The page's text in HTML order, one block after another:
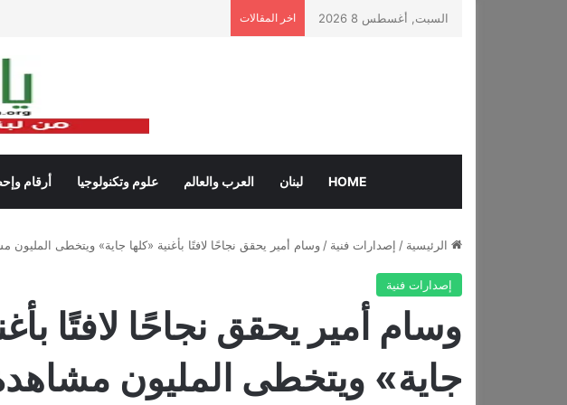
السبت, أغسطس 8 2026 اخر المقالات
HOME لبنان العرب والعالم علوم وتكنولوجيا أرقام
الرئيسية / إصدارات فنية / وسام أمير يحقق نجاحًا لافتًا بأغنية «كلها جاية» ويتخطى
إصدارات فنية
وسام أمير يحقق نجاحًا لافتًا
جاية» ويتخطى المليون